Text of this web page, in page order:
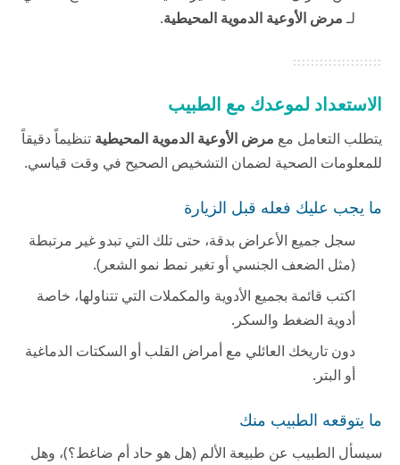
لـمرض الأوعية الدموية المحيطية.
الاستعداد لموعدك مع الطبيب
يتطلب التعامل مع مرض الأوعية الدموية المحيطية تنظيماً دقيقاً
للمعلومات الصحية لضمان التشخيص الصحيح في وقت قياسي.
ما يجب عليك فعله قبل الزيارة
سجل جميع الأعراض بدقة، حتى تلك التي تبدو غير مرتبطة
(مثل الضعف الجنسي أو تغير نمط نمو الشعر).
اكتب قائمة بجميع الأدوية والمكملات التي تتناولها، خاصة
أدوية الضغط والسكر.
دون تاريخك العائلي مع أمراض القلب أو السكتات الدماغية
أو البتر.
ما يتوقعه الطبيب منك
سيسأل الطبيب عن طبيعة الألم (هل هو حاد أم ضاغط؟)، وهل